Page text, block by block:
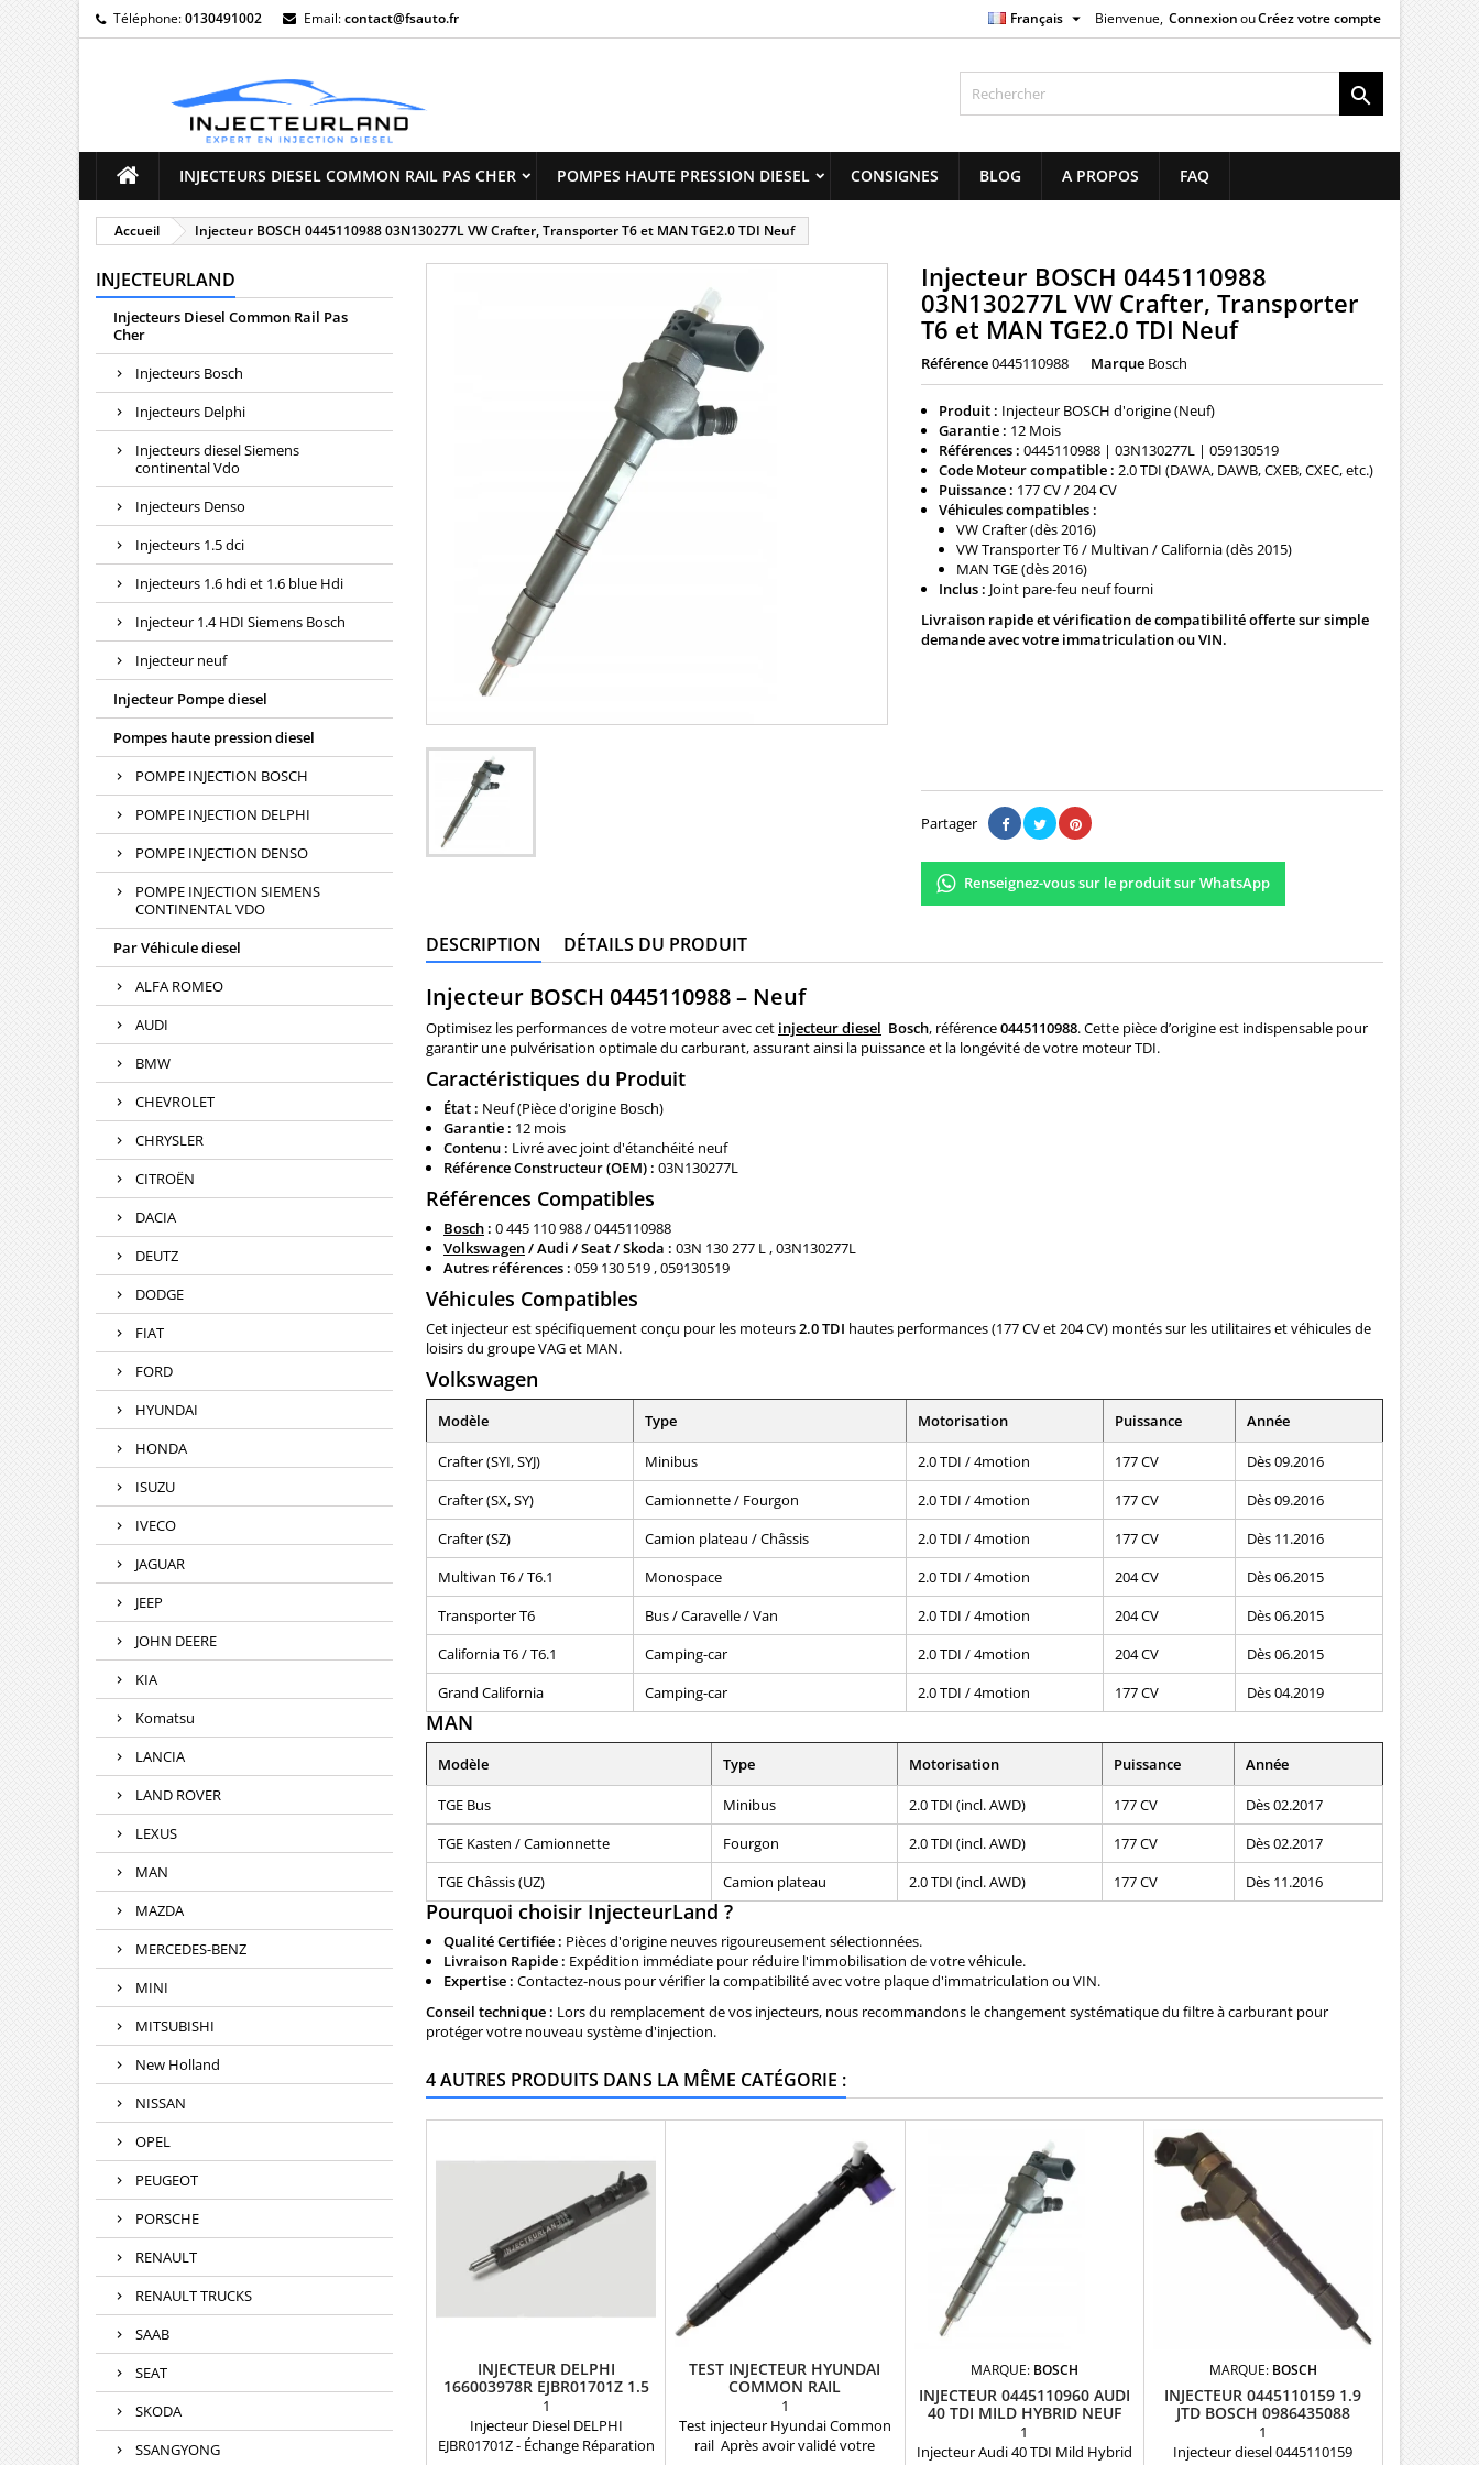
Téléphone:0130491002 Email:contact@fsauto.fr Bienvenue, ConnexionouCréez votre compte
Français 

INJECTEURS DIESEL COMMON RAIL PAS CHER POMPES HAUTE PRESSION DIESEL CONSIGNES BLOG A PROPOS FAQ
Accueil Injecteur BOSCH 0445110988 03N130277L VW Crafter, Transporter T6 et MAN TGE2.0 TDI Neuf
INJECTEURLAND
Injecteurs Diesel Common Rail Pas
Cher
Injecteurs Bosch
Injecteurs Delphi
Injecteurs diesel Siemens
continental Vdo
Injecteurs Denso
Injecteurs 1.5 dci
Injecteurs 1.6 hdi et 1.6 blue Hdi
Injecteur 1.4 HDI Siemens Bosch
Injecteur neuf
Injecteur Pompe diesel
Pompes haute pression diesel
POMPE INJECTION BOSCH
POMPE INJECTION DELPHI
POMPE INJECTION DENSO
POMPE INJECTION SIEMENS
CONTINENTAL VDO
Par Véhicule diesel
ALFA ROMEO
AUDI
BMW
CHEVROLET
CHRYSLER
CITROËN
DACIA
DEUTZ
DODGE
FIAT
FORD
HYUNDAI
HONDA
ISUZU
IVECO
JAGUAR
JEEP
JOHN DEERE
KIA
Komatsu
LANCIA
LAND ROVER
LEXUS
MAN
MAZDA
MERCEDES-BENZ
MINI
MITSUBISHI
New Holland
NISSAN
OPEL
PEUGEOT
PORSCHE
RENAULT
RENAULT TRUCKS
SAAB
SEAT
SKODA
SSANGYONG
Injecteur BOSCH 0445110988
03N130277L VW Crafter, Transporter
T6 et MAN TGE2.0 TDI Neuf
Référence0445110988 Marque Bosch
Produit : Injecteur BOSCH d'origine (Neuf)
Garantie : 12 Mois
Références : 0445110988 | 03N130277L | 059130519
Code Moteur compatible : 2.0 TDI (DAWA, DAWB, CXEB, CXEC, etc.)
Puissance : 177 CV / 204 CV
Véhicules compatibles :
VW Crafter (dès 2016)
VW Transporter T6 / Multivan / California (dès 2015)
MAN TGE (dès 2016)
Inclus : Joint pare-feu neuf fourni
Livraison rapide et vérification de compatibilité offerte sur simple
demande avec votre immatriculation ou VIN.
Partager
Renseignez-vous sur le produit sur WhatsApp
DESCRIPTION DÉTAILS DU PRODUIT
Injecteur BOSCH 0445110988 – Neuf
Optimisez les performances de votre moteur avec cet injecteur diesel Bosch, référence0445110988. Cette pièce d’origine est indispensable pour
garantir une pulvérisation optimale du carburant, assurant ainsi la puissance et la longévité de votre moteur TDI.
Caractéristiques du Produit
État : Neuf (Pièce d'origine Bosch)
Garantie : 12 mois
Contenu : Livré avec joint d'étanchéité neuf
Référence Constructeur (OEM) : 03N130277L
Références Compatibles
Bosch : 0 445 110 988 / 0445110988
Volkswagen/ Audi / Seat / Skoda : 03N 130 277 L , 03N130277L
Autres références : 059 130 519 , 059130519
Véhicules Compatibles
Cet injecteur est spécifiquement conçu pour les moteurs2.0 TDI hautes performances (177 CV et 204 CV) montés sur les utilitaires et véhicules de
loisirs du groupe VAG et MAN.
Volkswagen
Modèle Type Motorisation Puissance Année
Crafter (SYI, SYJ) Minibus 2.0 TDI / 4motion 177 CV
Dès 09.2016
Crafter (SX, SY)
Camionnette / Fourgon 2.0 TDI / 4motion 177 CV
Dès 09.2016
Crafter (SZ)
Camion plateau / Châssis 2.0 TDI / 4motion 177 CV
Dès 11.2016
Multivan T6 / T6.1
Monospace 2.0 TDI / 4motion 204 CV
Dès 06.2015
Transporter T6
Bus / Caravelle / Van 2.0 TDI / 4motion 204 CV
Dès 06.2015
California T6 / T6.1
Camping-car 2.0 TDI / 4motion 204 CV
Dès 06.2015
Grand California
Camping-car 2.0 TDI / 4motion 177 CV Dès 04.2019
MAN
Modèle Type Motorisation Puissance Année
TGE Bus Minibus 2.0 TDI (incl. AWD) 177 CV
Dès 02.2017
TGE Kasten / Camionnette
Fourgon 2.0 TDI (incl. AWD) 177 CV
Dès 02.2017
TGE Châssis (UZ)
Camion plateau 2.0 TDI (incl. AWD) 177 CV Dès 11.2016
Pourquoi choisir InjecteurLand ?
Qualité Certifiée : Pièces d'origine neuves rigoureusement sélectionnées.
Livraison Rapide : Expédition immédiate pour réduire l'immobilisation de votre véhicule.
Expertise : Contactez-nous pour vérifier la compatibilité avec votre plaque d'immatriculation ou VIN.
Conseil technique : Lors du remplacement de vos injecteurs, nous recommandons le changement systématique du filtre à carburant pour
protéger votre nouveau système d'injection.
4 AUTRES PRODUITS DANS LA MÊME CATÉGORIE :
INJECTEUR DELPHI
166003978R EJBR01701Z 1.5
DCI
1
Injecteur Diesel DELPHI
EJBR01701Z - Échange Réparation
TEST INJECTEUR HYUNDAI
COMMON RAIL
1
Test injecteur Hyundai Common
rail Après avoir validé votre
MARQUE: BOSCH
INJECTEUR 0445110960 AUDI
40 TDI MILD HYBRID NEUF
05L130277M
1
Injecteur Audi 40 TDI Mild Hybrid
MARQUE: BOSCH
INJECTEUR 0445110159 1.9
JTD BOSCH 0986435088
1
Injecteur diesel 0445110159
×
add_circle_outlineCreate new list
×
((cancelText))
×